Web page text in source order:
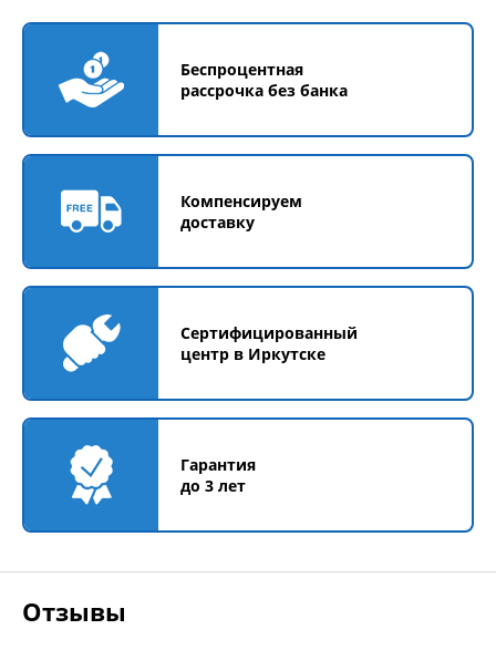
Беспроцентная
рассрочка без банка
Компенсируем
доставку
Сертифицированный
центр в Иркутске
Гарантия
до 3 лет
Отзывы